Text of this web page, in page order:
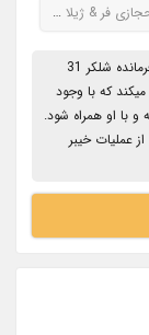
شاهی & وحید حجازی‌ فر & معصومه ربانی‌ نیا
داستان فیلم از جایی آغاز میشود که مهدی باکری (فرمانده شلکر 31
که با وجود
و با او همراه شود.
عملیات خیبر